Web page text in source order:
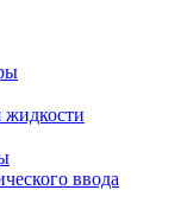
жидкости
ввода